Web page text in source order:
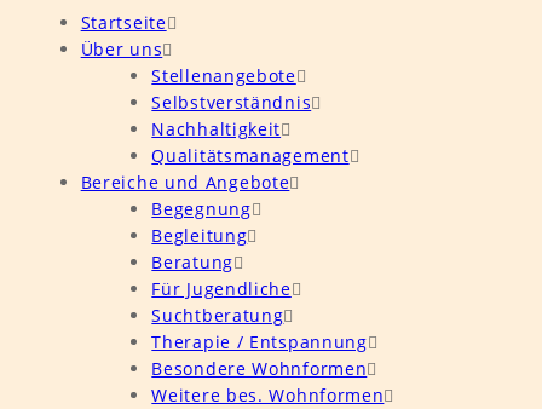
Startseite
Über uns
Stellenangebote
Selbstverständnis
Nachhaltigkeit
Qualitätsmanagement
Bereiche und Angebote
Begegnung
Begleitung
Beratung
Für Jugendliche
Suchtberatung
Therapie / Entspannung
Besondere Wohnformen
Weitere bes. Wohnformen